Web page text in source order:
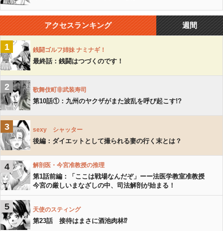
アクセスランキング 週間
1 銭闘ゴルフ姉妹 ナミナギ！
最終話：銭闘はつづくのです！
2 歌舞伎町非武装寿司
第10話①：九州のヤクザがまた波乱を呼び起こす!?
3 sexy シャッター
後編：ダイエットとして撮られる妻の行く末とは？
4 解剖医・今宮准教授の推理
第1話前編：「ここは戦場なんだぞ」ーー法医学教室准教授
今宮の厳しいまなざしの中、司法解剖が始まる！
5 天使のスティング
第23話 接待はまさに酒池肉林⁉︎